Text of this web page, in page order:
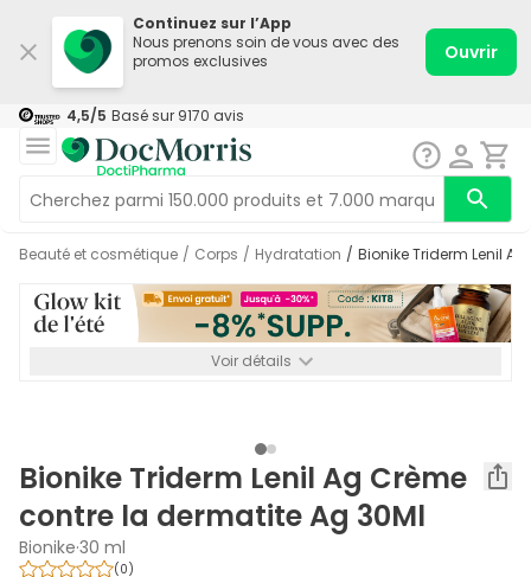
Continuez sur l’App
Nous prenons soin de vous avec des
promos exclusives
Ouvrir
4,5/5 Basé sur 9170 avis
Beauté et cosmétique / Corps / Hydratation / Bionike Triderm Lenil
Voir détails
Bionike Triderm Lenil Ag Crème
contre la dermatite Ag 30Ml
Bionike·30 ml
(0)